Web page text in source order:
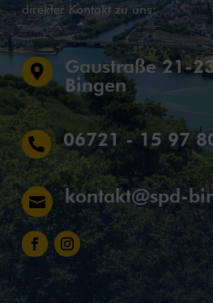
direkter Kontakt zu uns:

Gaustraße 21-
Bingen
 06721 - 15 97
 kontakt@spd-